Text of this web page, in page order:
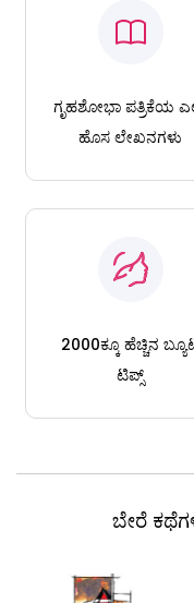
ಗೃಹಶೋಭಾ ಪತ್ರಿಕೆಯ
ಹೊಸ ಲೇಖನಗಳು
2000ಕ್ಕೂ ಹೆಚ್ಚಿನ
ಟಿಪ್ಸ್
ಬೇರೆ